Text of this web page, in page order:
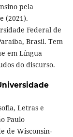
pela
(2021).
Federal de
Brasil. Tem
em Língua
do discurso.
Letras e
Paulo
de Wisconsin-